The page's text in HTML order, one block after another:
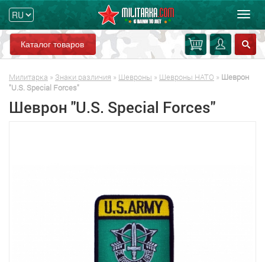
Каталог товаров
Милитарка » Знаки различия » Шевроны » Шевроны НАТО » Шеврон
"U.S. Special Forces"
Шеврон "U.S. Special Forces"